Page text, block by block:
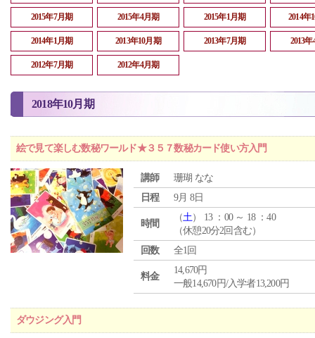
2015年7月期 2015年4月期 2015年1月期 2014年
2014年1月期 2013年10月期 2013年7月期 2013
2012年7月期 2012年4月期
2018年10月期
絵で見て楽しむ数秘ワールド★３５７数秘カード使い方入門
講師
珊瑚 なな
日程
9月 8日
時間
（土） 13 ：00 ～ 18 ：40
（休憩20分2回含む）
回数
全1回
料金
14,670円
一般14,670円/入学者13,200円
ダウジング入門